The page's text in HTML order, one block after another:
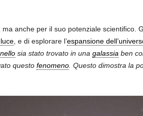
anche per il suo potenziale scientifico.
luce, e di esplorare l’espansione
sia stato trovato in una galassia ben
questo fenomeno. Questo dimostra la